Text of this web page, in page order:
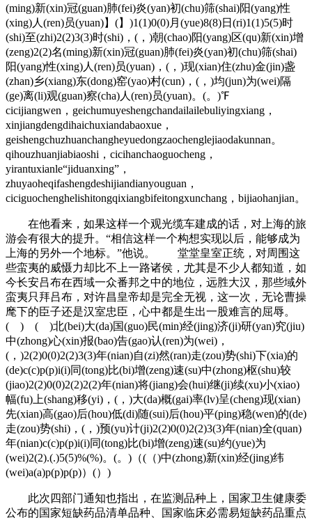
(ming)新(xin)冠(guan)肺(fei)炎(yan)初(chu)筛(shai)阳(yang)性
(xing)人(ren)员(yuan)】(】)1(1)0(0)月(yue)8(8)日(ri)1(1)5(5)时
(shi)至(zhi)2(2)3(3)时(shi)，(，)朝(chao)阳(yang)区(qu)新(xin)增
(zeng)2(2)名(ming)新(xin)冠(guan)肺(fei)炎(yan)初(chu)筛(shai)
阳(yang)性(xing)人(ren)员(yuan)，(，)现(xian)住(zhu)金(jin)盏
(zhan)乡(xiang)东(dong)窑(yao)村(cun)，(，)均(jun)为(wei)隔
(ge)离(li)观(guan)察(cha)人(ren)员(yuan)。(。)℉
cicijiangwen，geichumuyeshengchandailailebuliyingxiang，
xinjiangdengdihaichuxiandabaoxue，
geishengchuzhuanchangheyuedongzaochenglejiaodakunnan。
qihouzhuanjiabiaoshi，cicihanchaoguocheng，
yirantuxianle“jiduanxing”，
zhuyaoheqifashengdeshijiandianyouguan，
ciciguochenghelishitongqixiangbifeitongxunchang，bijiaohanjian。
在他看来，如果这样一个观光缆车建成的话，对上海的旅
游会有很大的提升。“相信这样一个构想实现以后，能够成为
上海的另外一个地标。”他说。 堂堂皇室正统，对周围这
些蛮夷的威慑力却比不上一路诸侯，尤其是不少人都知道，如
今长安吕布在西域一众番邦之中的地位，远胜大汉，那些域外
蛮夷只拜吕布，对许昌皇帝却是完全无视，这一次，无论曹操
麾下的臣子还是汉室忠臣，心中都是生出一股难言的屈辱。
( ) ( )北(bei)大(da)国(guo)民(min)经(jing)济(ji)研(yan)究(jiu)
中(zhong)心(xin)报(bao)告(gao)认(ren)为(wei)，
(，)2(2)0(0)2(2)3(3)年(nian)自(zi)然(ran)走(zou)势(shi)下(xia)的
(de)c(c)p(p)i(i)同(tong)比(bi)增(zeng)速(su)中(zhong)枢(shu)较
(jiao)2(2)0(0)2(2)2(2)年(nian)将(jiang)会(hui)继(ji)续(xu)小(xiao)
幅(fu)上(shang)移(yi)，(，)大(da)概(gai)率(lv)呈(cheng)现(xian)
先(xian)高(gao)后(hou)低(di)随(sui)后(hou)平(ping)稳(wen)的(de)
走(zou)势(shi)，(，)预(yu)计(ji)2(2)0(0)2(2)3(3)年(nian)全(quan)
年(nian)c(c)p(p)i(i)同(tong)比(bi)增(zeng)速(su)约(yue)为
(wei)2(2).(.)5(5)%(%)。(。)（(（)中(zhong)新(xin)经(jing)纬
(wei)a(a)p(p)p(p)）(）)
此次四部门通知也指出，在监测品种上，国家卫生健康委
公布的国家短缺药品清单品种、国家临床必需易短缺药品重点